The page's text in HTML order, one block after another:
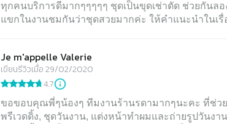
ทุกคนบริการดีมากๆๆๆๆๆ ชุดเป็นขุดเช่าตัด ช่วยกันล
แขกในงานชมกันว่าชุดสวยมากค่ะ ให้คำแนะนำในเ
Je m'appelle Valerie
เขียนรีวิวเมื่อ 29/02/2020
4.7
ขอขอบคุณพี่ๆน้องๆ ทีมงานร้านรดามากๆนะคะ ที่ช่ว
พรีเวดดิ้ง, ชุดวันงาน, แต่งหน้าทำผมและถ่ายรูปวันงา